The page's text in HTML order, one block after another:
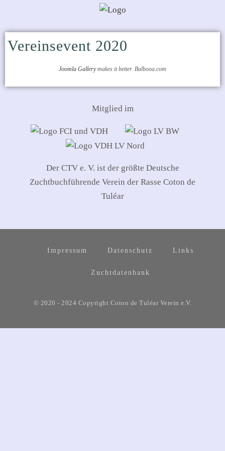
Vereinsevent 2020
Joomla Gallerymakes it better. Balbooa.com
Mitglied im
Der CTV e. V. ist der größte Deutsche
Zuchtbuchführende Verein der Rasse Coton de
Tuléar
Impressum Datenschutz Links
Zuchtdatenbank
© 2020 - 2024 Copyright Coton de Tuléar Verein e.V.